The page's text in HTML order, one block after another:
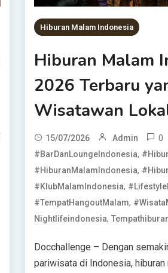
Hiburan Malam Indonesia
Hiburan Malam
2026 Terbaru
Wisatawan
15/07/2026 Admin 0
#BarDanLoungeIndonesia,
#HiburanMalamIndonesia,
#KlubMalamIndonesia,
#TempatHangoutMalam,
Nightlifeindonesia,
Docchallenge – Dengan
pariwisata di Indonesia, hiburan